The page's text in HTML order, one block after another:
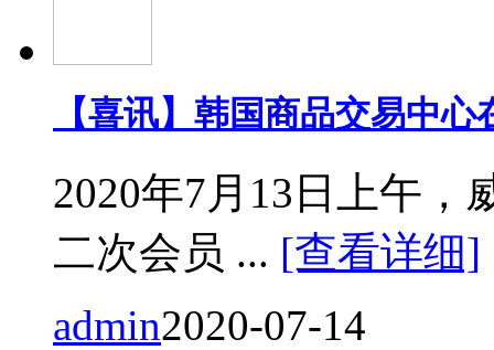
【喜讯】韩国商品交易中
2020年7月13日上午，
二次会员 ... [查看详细]
admin2020-07-14